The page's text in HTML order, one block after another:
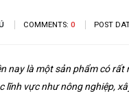
COMMENTS: 0 POST
nay là một sản phẩm có
lĩnh vực như nông nghiệp,